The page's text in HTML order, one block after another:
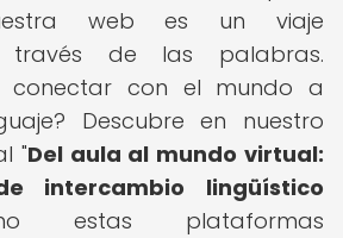
web es un viaje
de las palabras.
conectar con el mundo a
Descubre en nuestro
"Del aula al mundo virtual:
intercambio lingüístico
estas plataformas